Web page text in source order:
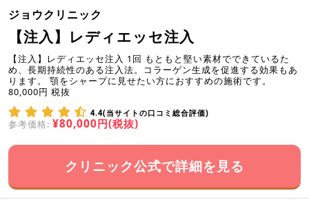
ジョウクリニック
【注入】レディエッセ注入
【注入】レディエッセ注入 1回 もともと堅い素材でできているた
め、長期持続性のある注入法。コラーゲン生成を促進する効果もあ
ります。 顎をシャープに見せたい方におすすめの施術です。
80,000円 税抜
4.4(当サイトの口コミ総合評価)
参考価格: ¥80,000円(税抜)
クリニック公式で詳細を見る